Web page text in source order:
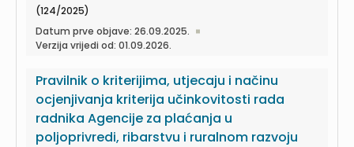
(124/2025)
Datum prve objave: 26.09.2025.
Verzija vrijedi od: 01.09.2026.
Pravilnik o kriterijima, utjecaju i načinu
ocjenjivanja kriterija učinkovitosti rada
radnika Agencije za plaćanja u
poljoprivredi, ribarstvu i ruralnom razvoju